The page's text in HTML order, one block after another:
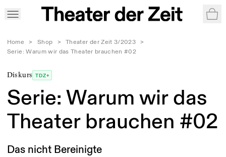
Home > Shop > Theater der Zeit 3/2023
>
Serie: Warum wir das Theater brauchen #02
Diskurs TDZ+
Serie: Warum wir das
Theater brauchen #02
Das nicht Bereinigte